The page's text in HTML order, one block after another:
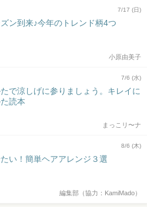
7/17 (日)
ズン到来♪今年のトレンド柄4つ
小原由美子
7/6 (水)
で涼しげに参りましょう。キレイに
読本
まっこリ〜ナ
8/6 (木)
い！簡単ヘアアレンジ３選
編集部（協力：KamiMado）